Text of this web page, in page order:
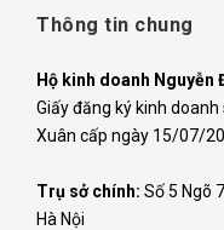
Thông tin chung
Hộ kinh doanh Nguyễn
Giấy đăng ký kinh
Xuân cấp ngày 15/07/
Trụ sở chính: Số 5 Ngõ
Hà Nội